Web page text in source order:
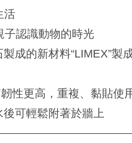
活
認識動物的時光
成的新材料“LIMEX”製
性更高，重複、黏貼使
可輕鬆附著於牆上